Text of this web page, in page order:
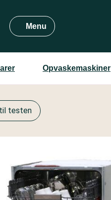
Menu
Opvaskemaskiner
testen